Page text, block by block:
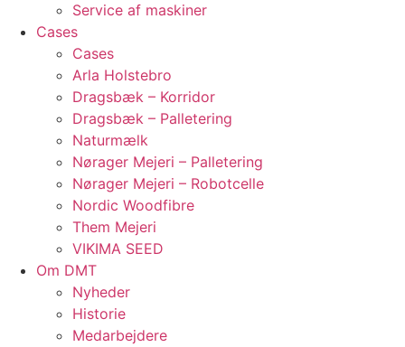
Service af maskiner
Cases
Cases
Arla Holstebro
Dragsbæk – Korridor
Dragsbæk – Palletering
Naturmælk
Nørager Mejeri – Palletering
Nørager Mejeri – Robotcelle
Nordic Woodfibre
Them Mejeri
VIKIMA SEED
Om DMT
Nyheder
Historie
Medarbejdere